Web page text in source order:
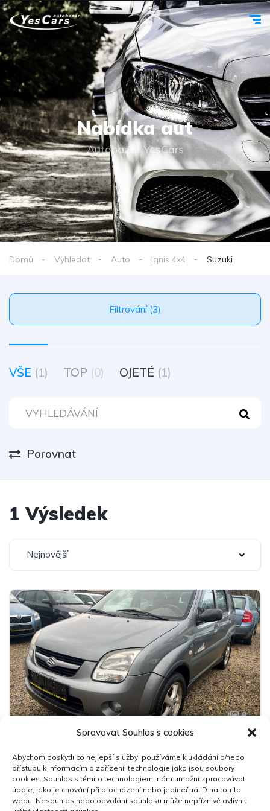
Spravovat Souhlas s cookies
Abychom poskytli co nejlepší služby, používáme k ukládání a/nebo
přístupu k informacím o zařízení, technologie jako jsou soubory
cookies. Souhlas s těmito technologiemi nám umožní zpracovávat
údaje, jako je chování při procházení nebo jedinečná ID na tomto
webu. Nesouhlas nebo odvolání souhlasu může nepříznivě ovlivnit
Nabídka aut
Autobazar YesCars
Domů Vyhledat Auto Ignis 4x4 Suzuki
Filtrování (3)
VŠE (1) TOP (0) OJETÉ (1)
Porovnat
1 Výsledek
Nejnovější
8
89 000 Kč
2005 113,900 km Manuální
Benzín